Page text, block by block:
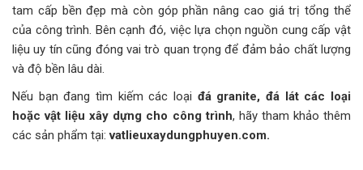
tam cấp bền đẹp mà còn góp phần nâng cao giá trị tổng thể
của công trình. Bên cạnh đó, việc lựa chọn nguồn cung cấp vật
liệu uy tín cũng đóng vai trò quan trọng để đảm bảo chất lượng
và độ bền lâu dài.
Nếu bạn đang tìm kiếm các loại đá granite, đá lát các loại
hoặc vật liệu xây dựng cho công trình, hãy tham khảo thêm
các sản phẩm tại:vatlieuxaydungphuyen.com.